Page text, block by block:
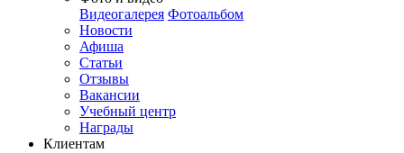
Видеогалерея Фотоальбом
Новости
Афиша
Статьи
Отзывы
Вакансии
Учебный центр
Награды
Клиентам